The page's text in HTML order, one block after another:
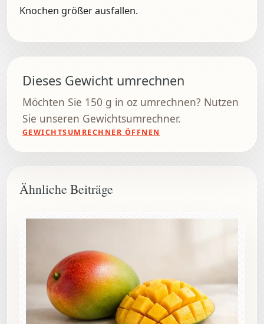
Knochen größer ausfallen.
Dieses Gewicht umrechnen
Möchten Sie 150 g in oz umrechnen? Nutzen
Sie unseren Gewichtsumrechner.
GEWICHTSUMRECHNER ÖFFNEN
Ähnliche Beiträge